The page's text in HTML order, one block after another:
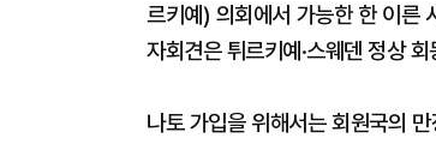
르키예) 의회에서 가능한 한 이른
자회견은 튀르키예·스웨덴 정상
나토 가입을 위해서는 회원국의